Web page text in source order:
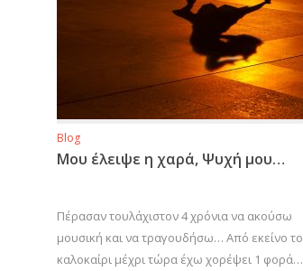
Blog
Μου έλειψε η χαρά, Ψυχή μου…
Πέρασαν τουλάχιστον 4 χρόνια να ακούσω
μουσική και να τραγουδήσω… Από εκείνο το
καλοκαίρι μέχρι τώρα έχω χορέψει 1 φορά…